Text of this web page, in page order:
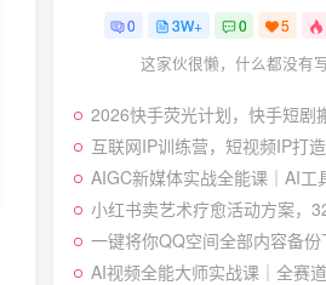
作：
程，从零制作恶
全流程
13天前
4
（19538期）
局短视频教学：
授×标准化流程×
计×AI提示词×橱
件实战经验
13天前
5
短视频起号
全类目爆款剪辑
节奏规划复盘落
16天前
0 3W+ 0 5
这家伙很懒，什么都没有
2026快手荧光计划，快手短剧搬运技术，条条过原创，新号和老号0粉都可以
互联网IP训练营，短视频IP打造，
AIGC新媒体实战全能课｜AI工具入门、短视频全流程制作、主流绘图软件实操、数字
小红书卖艺术疗愈活动方案，323天到手12w+
一键将你QQ空间全部内容备份下来！照片/视频/动态信息全存本地，Github最新
AI视频全能大师实战课｜全赛道AI短视频制作、特效创作、场景